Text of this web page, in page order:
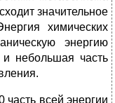
значительное
химических
энергию
небольшая часть
всей энергии